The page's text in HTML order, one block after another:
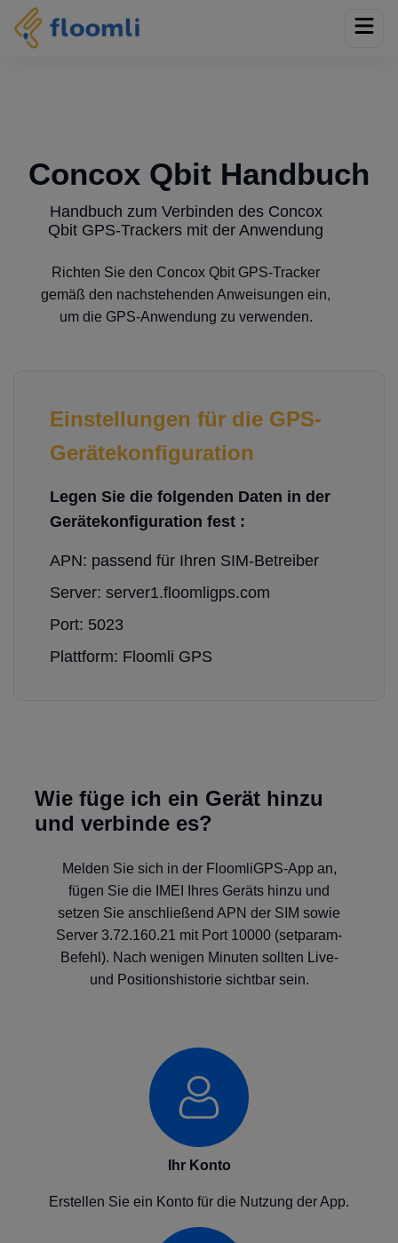
Concox Qbit Handbuch
Handbuch zum Verbinden des Concox
Qbit GPS-Trackers mit der Anwendung
Richten Sie den Concox Qbit GPS-Tracker
gemäß den nachstehenden Anweisungen ein,
um die GPS-Anwendung zu verwenden.
Einstellungen für die GPS-
Gerätekonfiguration
Legen Sie die folgenden Daten in der
Gerätekonfiguration fest :
APN: passend für Ihren SIM-Betreiber
Server: server1.floomligps.com
Port: 5023
Plattform: Floomli GPS
Wie füge ich ein Gerät hinzu
und verbinde es?
Melden Sie sich in der FloomliGPS-App an,
fügen Sie die IMEI Ihres Geräts hinzu und
setzen Sie anschließend APN der SIM sowie
Server 3.72.160.21 mit Port 10000 (setparam-
Befehl). Nach wenigen Minuten sollten Live-
und Positionshistorie sichtbar sein.
Ihr Konto
Erstellen Sie ein Konto für die Nutzung der App.